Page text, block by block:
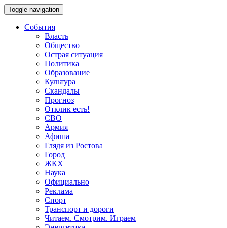
Toggle navigation
События
Власть
Общество
Острая ситуация
Политика
Образование
Культура
Скандалы
Прогноз
Отклик есть!
СВО
Армия
Афиша
Глядя из Ростова
Город
ЖКХ
Наука
Официально
Реклама
Спорт
Транспорт и дороги
Читаем. Смотрим. Играем